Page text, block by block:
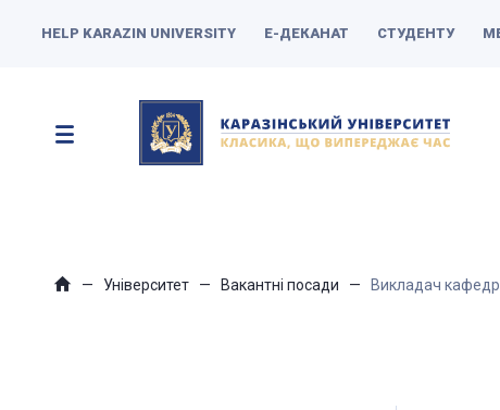
HELP KARAZIN UNIVERSITY Е-ДЕКАНАТ СТУДЕНТУ
Університет Вакантні посади Викладач